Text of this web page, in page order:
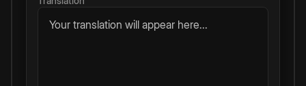
Your translation will appear here...